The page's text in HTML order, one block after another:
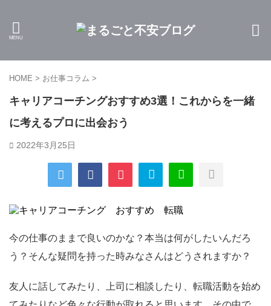
HOME > お仕事コラム >
キャリアコーチングおすすめ3選！これからを一緒
に考えるプロに出会おう
2022年3月25日
今の仕事のままで良いのかな？本当は何がしたいんだろ
う？そんな疑問を持った時みなさんはどうされますか？
友人に話してみたり、上司に相談したり、転職活動を始め